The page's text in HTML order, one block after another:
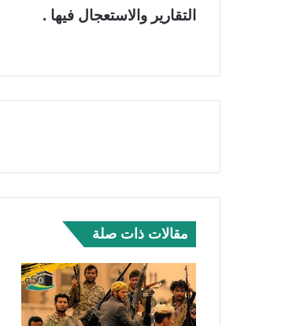
التقارير والاستعجال فيها .
مقالات ذات صلة